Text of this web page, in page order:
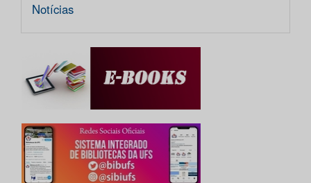
Notícias